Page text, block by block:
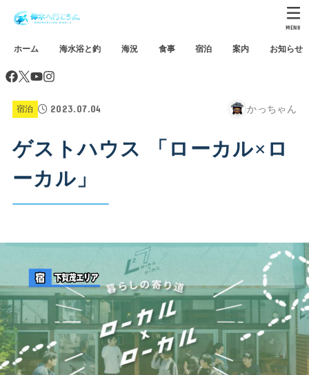
ホーム 海水浴と釣 海況 食事 宿泊 案内 お知らせ
MENU
宿泊 2023.07.04 かっちゃん
ゲストハウス 「ローカル×ロ
ーカル」